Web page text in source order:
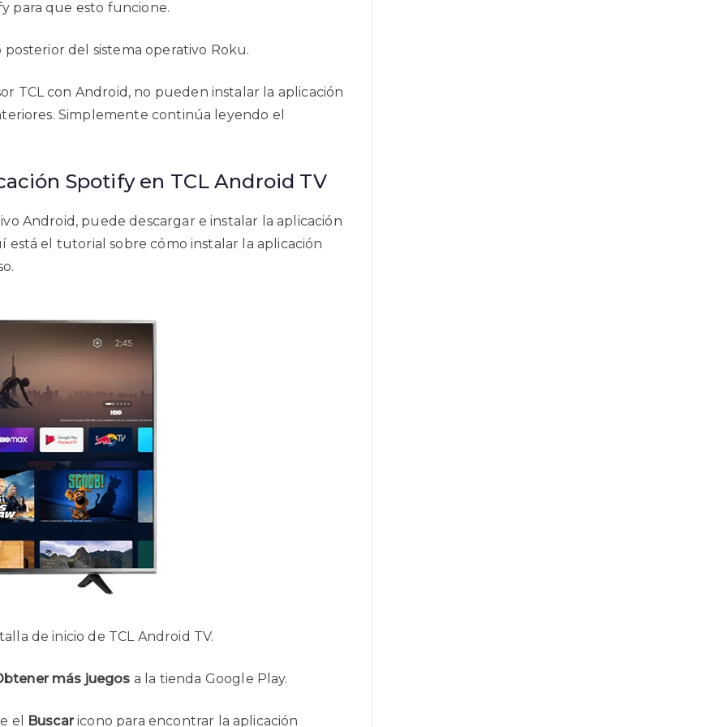
para que esto funcione.
del sistema operativo Roku.
TCL con Android, no pueden instalar la aplicación
Simplemente continúa leyendo el
Spotify en TCL Android TV
Android, puede descargar e instalar la aplicación
está el tutorial sobre cómo instalar la aplicación
de inicio de TCL Android TV.
más juegos a la tienda Google Play.
el Buscaricono para encontrar la aplicación